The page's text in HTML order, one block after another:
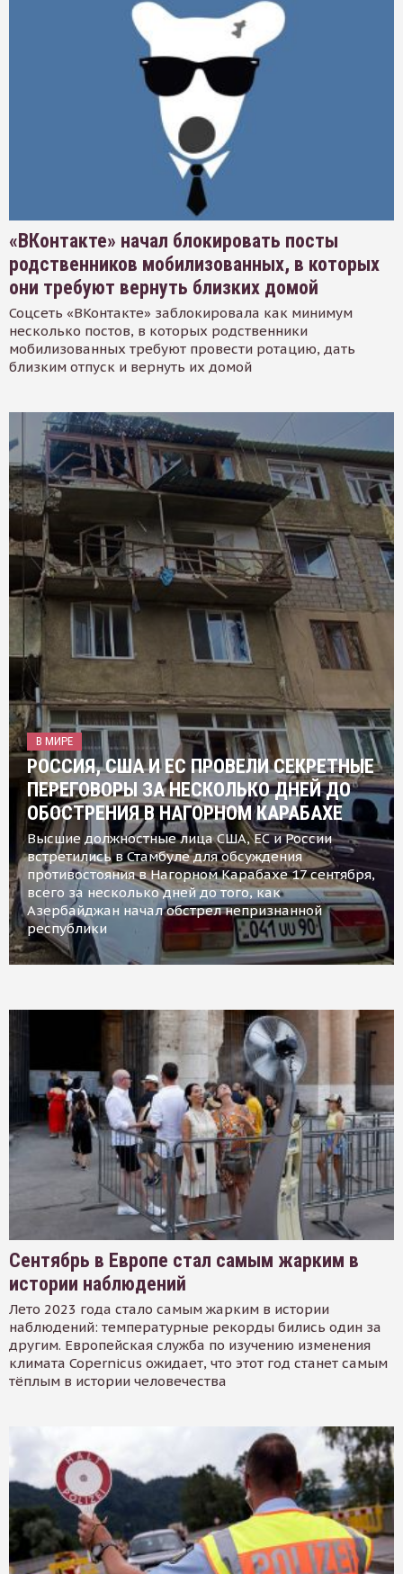
«ВКонтакте» начал блокировать посты
родственников мобилизованных, в которых
они требуют вернуть близких домой
Соцсеть «ВКонтакте» заблокировала как минимум
несколько постов, в которых родственники
мобилизованных требуют провести ротацию, дать
близким отпуск и вернуть их домой
В МИРЕ
РОССИЯ, США И ЕС ПРОВЕЛИ СЕКРЕТНЫЕ
ПЕРЕГОВОРЫ ЗА НЕСКОЛЬКО ДНЕЙ ДО
ОБОСТРЕНИЯ В НАГОРНОМ КАРАБАХЕ
Высшие должностные лица США, ЕС и России
встретились в Стамбуле для обсуждения
противостояния в Нагорном Карабахе 17 сентября,
всего за несколько дней до того, как
Азербайджан начал обстрел непризнанной
республики
Сентябрь в Европе стал самым жарким в
истории наблюдений
Лето 2023 года стало самым жарким в истории
наблюдений: температурные рекорды бились один за
другим. Европейская служба по изучению изменения
климата Copernicus ожидает, что этот год станет самым
тёплым в истории человечества